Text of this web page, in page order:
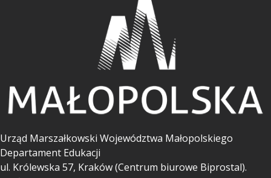
Urząd Marszałkowski Województwa Małopolskiego
Departament Edukacji
ul. Królewska 57, Kraków (Centrum biurowe Biprostal).